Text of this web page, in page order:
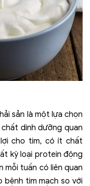
sản là một lựa chọn
dinh dưỡng quan
cho tim, có ít chất
kỳ loại protein động
mỗi tuần có liên quan
bệnh tim mạch so với